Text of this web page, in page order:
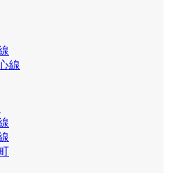
線